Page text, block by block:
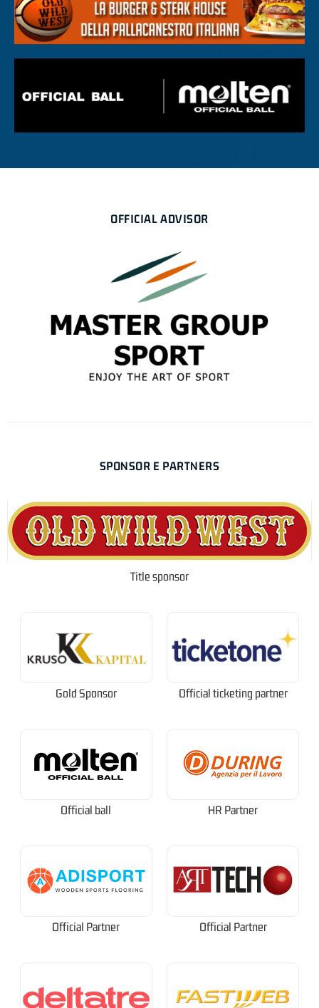
OFFICIAL ADVISOR
SPONSOR E PARTNERS
Title sponsor
Gold Sponsor Official ticketing partner
Official ball HR Partner
Official Partner Official Partner